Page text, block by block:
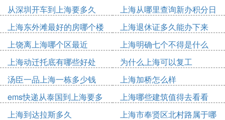
答：办理居住证积分需复核的.证书必须是三级以上
（包含三级），焊工四级证书不在复核范围之内。
上海居住证积分学历审核要多久2
上海居住证积分续签流程：
续签上海居住证积分前需确认上海居住证已经续签。
在续签完居住证后3-7个工作日，在上海市人力资源
与社会保障局官网申请居住证积分续办→个人申请提
交→单位审核通过。
从深圳开车到上海要多久
上海从哪里查询新办积分日
期
上海东外滩最好的房哪个楼
上海退休证多久能办下来
上饶离上海哪个区最近
上海明确七个不得是什么
上海动迁托底有哪些好处
为什么上海可以复工
汤臣一品上海一栋多少钱
上海加桥怎么样
ems快递从泰国到上海要多
久
上海哪些建筑值得去看看
上海到达拉斯多久
上海市奉贤区北村路属于哪